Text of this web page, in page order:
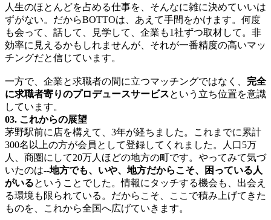
人生のほとんどを占める仕事を、そんなに雑に決めていいは
ずがない。だからBOTTOは、あえて手間をかけます。何度
も会って、話して、見学して、企業も1社ずつ取材して。非
効率に見えるかもしれませんが、それが一番精度の高いマッ
チングだと信じています。
一方で、企業と求職者の間に立つマッチングではなく、 完全
に求職者寄りのプロデュースサービスという立ち位置を意識
しています。
03. これからの展望
茅野駅前に店を構えて、3年が経ちました。これまでに累計
300名以上の方が会員として登録してくれました。人口5万
人、商圏にして20万人ほどの地方の町です。やってみて気づ
いたのは--地方でも、いや、地方だからこそ、困っている人
がいるということでした。情報にタッチする機会も、出会え
る環境も限られている。だからこそ、ここで積み上げてきた
ものを、これから全国へ広げていきます。